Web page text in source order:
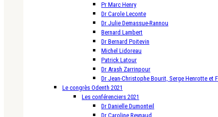
Pr Marc Henry
Dr Carole Leconte
Dr Julie Demassue-Rannou
Bernard Lambert
Dr Bernard Poitevin
Michel Lidoreau
Patrick Latour
Dr Arash Zarrinpour
Dr Jean-Christophe Bourit, Serge Henrotte et
Le congrès Odenth 2021
Les conférenciers 2021
Dr Danielle Dumonteil
Dr Caroline Reynaud